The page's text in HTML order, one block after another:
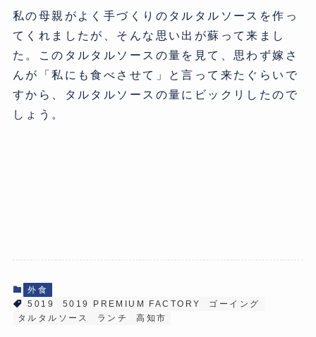
私の母親がよく手づくりのタルタルソースを作っ
てくれましたが、そんな思い出が蘇って来まし
た。このタルタルソースの量を見て、思わず嫁さ
んが「私にも食べさせて」と言って来たぐらいで
すから、タルタルソースの量にビックリしたので
しょう。
外食
5019
5019 PREMIUM FACTORY
ゴーイング
タルタルソース
ランチ 高知市